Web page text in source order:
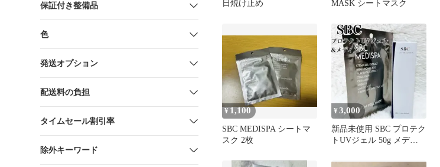
保証付き整備品
色
発送オプション
配送料の負担
タイムセール割引率
除外キーワード
日焼け止め
MASK シートマスク
¥ 1,100
SBC MEDISPA シートマ
スク 2枚
¥3,000
新品未使用 SBC プロテク
トUVジェル 50g メディ